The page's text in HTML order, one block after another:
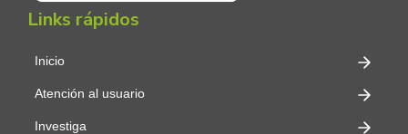
Links rápidos
Inicio
Atención al usuario
Investiga